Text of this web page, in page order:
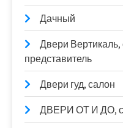
Дачный
Двери
представитель
Двери гуд, салон
ДВЕРИ ОТ И ДО,